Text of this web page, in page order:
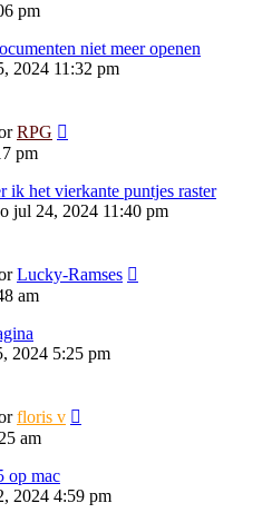
pm
niet meer openen
2024 11:32 pm
RPG
pm
het vierkante puntjes raster
jul 24, 2024 11:40 pm
Lucky-Ramses
am
2024 5:25 pm
floris v
am
op mac
2024 4:59 pm